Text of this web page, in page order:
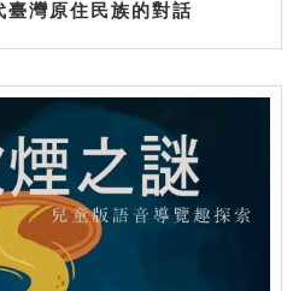
臺灣原住民族的對話